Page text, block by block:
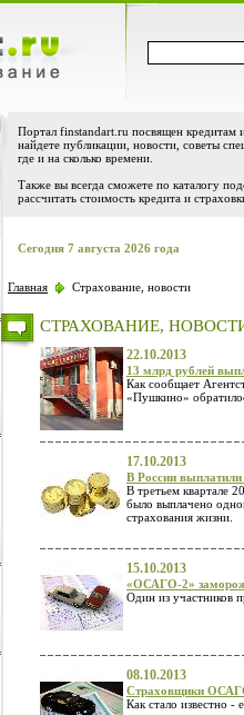
Портал finstandart.ru посвящен кредитам
найдете публикации, новости, советы
где и на сколько времени.
Также вы всегда сможете по каталогу
рассчитать стоимость кредита и
Сегодня 7 августа 2026 года
Главная Страхование, новости
СТРАХОВАНИЕ,
22.10.2013
13 млрд рублей
Как сообщает
«Пушкино»
17.10.2013
В России
В третьем квартале
было выплачено
страхования жизни.
15.10.2013
«ОСАГО-2»
Один из участников
08.10.2013
Страховщики
Как стало известно